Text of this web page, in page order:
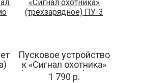
Пусковое устройство
к «Сигнал охотника»
(трехзарядное) ПУ-3
1 790 р.